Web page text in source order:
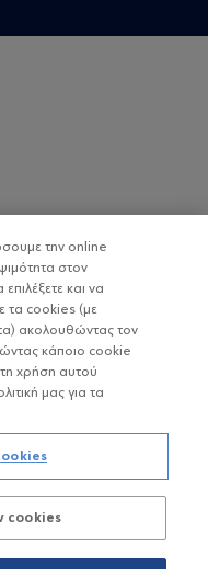
ΑΠΟΔΟΣΗ ΚΑΙ ΟΙ
ΤΙΣ
ΑΕΔΑΚ
Δεδομένων
την online
στον
και να
τα cookies (με
ακολουθώντας τον
κάποιο cookie
χρήση αυτού
μας για τα
cookies